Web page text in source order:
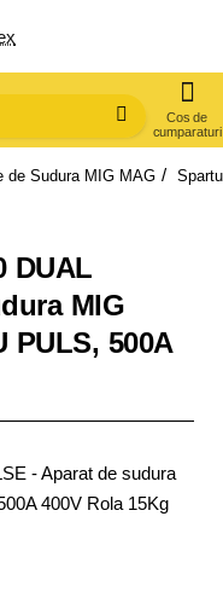
de Sudura MIG MAG
DUAL
MIG
PULS, 500A